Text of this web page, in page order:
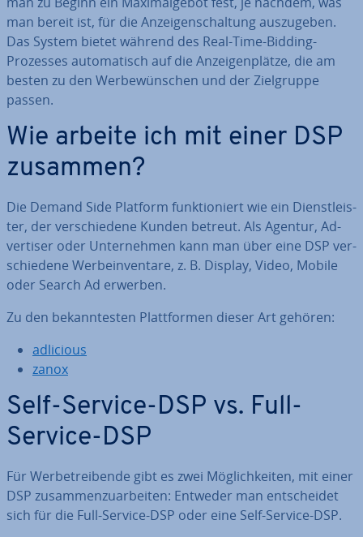
man bereit ist, für die An­zei­gen­schal­tung aus­zu­ge­ben.
Das System bietet während des Real-Time-Bidding-
Prozesses au­to­ma­tisch auf die An­zei­gen­plät­ze, die am
besten zu den Wer­be­wün­schen und der Ziel­grup­pe
passen.
Wie arbeite ich mit einer DSP
zusammen?
Die Demand Side Platform funk­tio­niert wie ein Dienst­leis­
ter, der ver­schie­de­ne Kunden betreut. Als Agentur, Ad­
ver­ti­ser oder Un­ter­neh­men kann man über eine DSP ver­
schie­de­ne Wer­be­in­ven­ta­re, z. B. Display, Video, Mobile
oder Search Ad erwerben.
Zu den be­kann­tes­ten Platt­for­men dieser Art gehören:
adlicious
zanox
Self-Service-DSP vs. Full-
Service-DSP
Für Wer­be­trei­ben­de gibt es zwei Mög­lich­kei­ten, mit einer
DSP zu­sam­men­zu­ar­bei­ten: Entweder man ent­schei­det
sich für die Full-Service-DSP oder eine Self-Service-DSP.